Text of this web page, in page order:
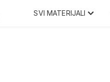
SVI MATERIJALI